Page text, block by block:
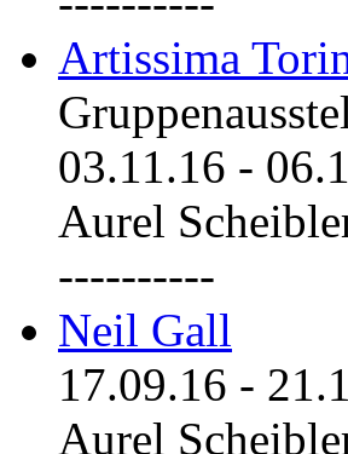
Artissima
03.11.16 -
Aurel
----------
Neil Gall
17.09.16 -
Aurel